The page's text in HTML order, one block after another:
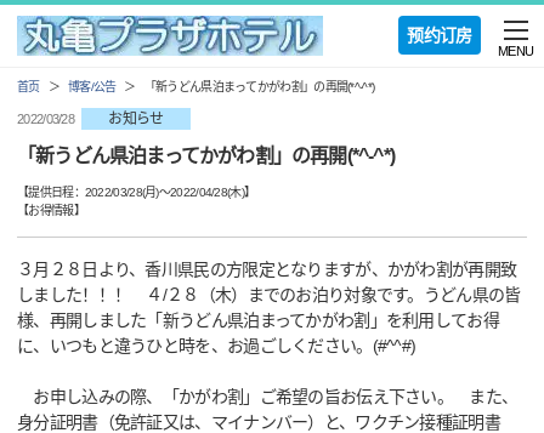
预约订房
MENU
首页 博客/公告 「新うどん県泊まってかがわ割」の再開(*^-^*)
2022/03/28 お知らせ
「新うどん県泊まってかがわ割」の再開(*^-^*)
【提供日程： 2022/03/28(月)〜2022/04/28(木)】
【お得情報】
３月２８日より、香川県民の方限定となりますが、かがわ割が再開致
しました！！！ ４/２８（木）までのお泊り対象です。うどん県の皆
様、再開しました「新うどん県泊まってかがわ割」を利用してお得
に、いつもと違うひと時を、お過ごしください。(#^^#)
お申し込みの際、「かがわ割」ご希望の旨お伝え下さい。 また、
身分証明書（免許証又は、マイナンバー）と、ワクチン接種証明書